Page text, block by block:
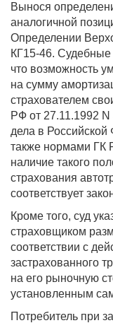
Вынося
аналогичной
Определении
КГ15-46. Судебные
что возможность
на сумму
страхователем
РФ от 27.11.1992 N
дела в
также нормами ГК
наличие такого
страхования
соответствует
Кроме того, суд
страховщиком
соответствии с
застрахованного
на его рыночную
установленным
Потребитель при